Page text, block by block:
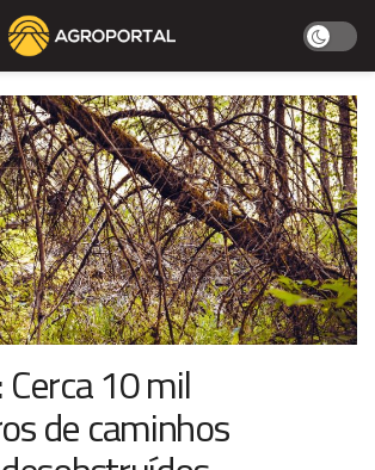
10 mil
de caminhos